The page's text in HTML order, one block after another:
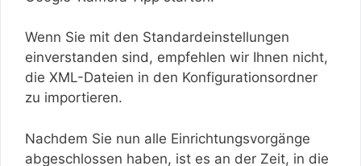
Wenn Sie mit den Standardeinstellungen
einverstanden sind, empfehlen wir Ihnen nicht,
die XML-Dateien in den Konfigurationsordner
zu importieren.
Nachdem Sie nun alle Einrichtungsvorgänge
abgeschlossen haben, ist es an der Zeit, in die